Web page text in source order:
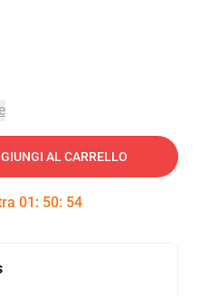
AL CARRELLO
01 : 50: 54